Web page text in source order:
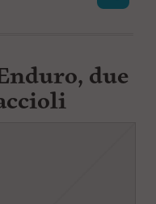
due